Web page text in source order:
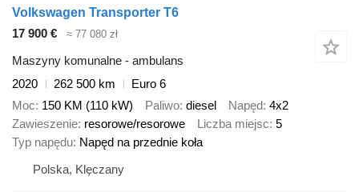
Volkswagen Transporter T6
17 900 €
≈ 77 080 zł
Maszyny komunalne - ambulans
2020
262 500 km
Euro 6
Moc 150 KM (110 kW) Paliwo diesel Napęd 4x2
Zawieszenie resorowe/resorowe Liczba miejsc 5
Typ napędu Napęd na przednie koła
Polska, Klęczany